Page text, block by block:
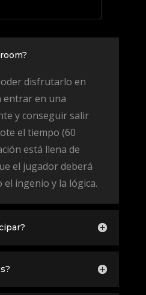
disfrutarlo en
entrar en una
y conseguir salir
el tiempo (60
está llena de
el jugador deberá
ingenio y la lógica.